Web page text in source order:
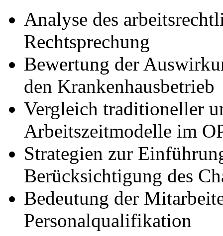
Analyse des
Rechtsprechung
Bewertung der
den Krankenhausbetrieb
Vergleich traditioneller
Arbeitszeitmodelle im
Strategien zur
Berücksichtigung des
Bedeutung der
Personalqualifikation